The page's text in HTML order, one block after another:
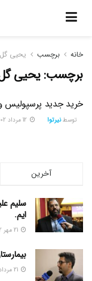
خانه برچسب یحیی
برچسب:یحیی
خرید جدید
توسط نیرتوا
آخرین
سلیم
ایم.